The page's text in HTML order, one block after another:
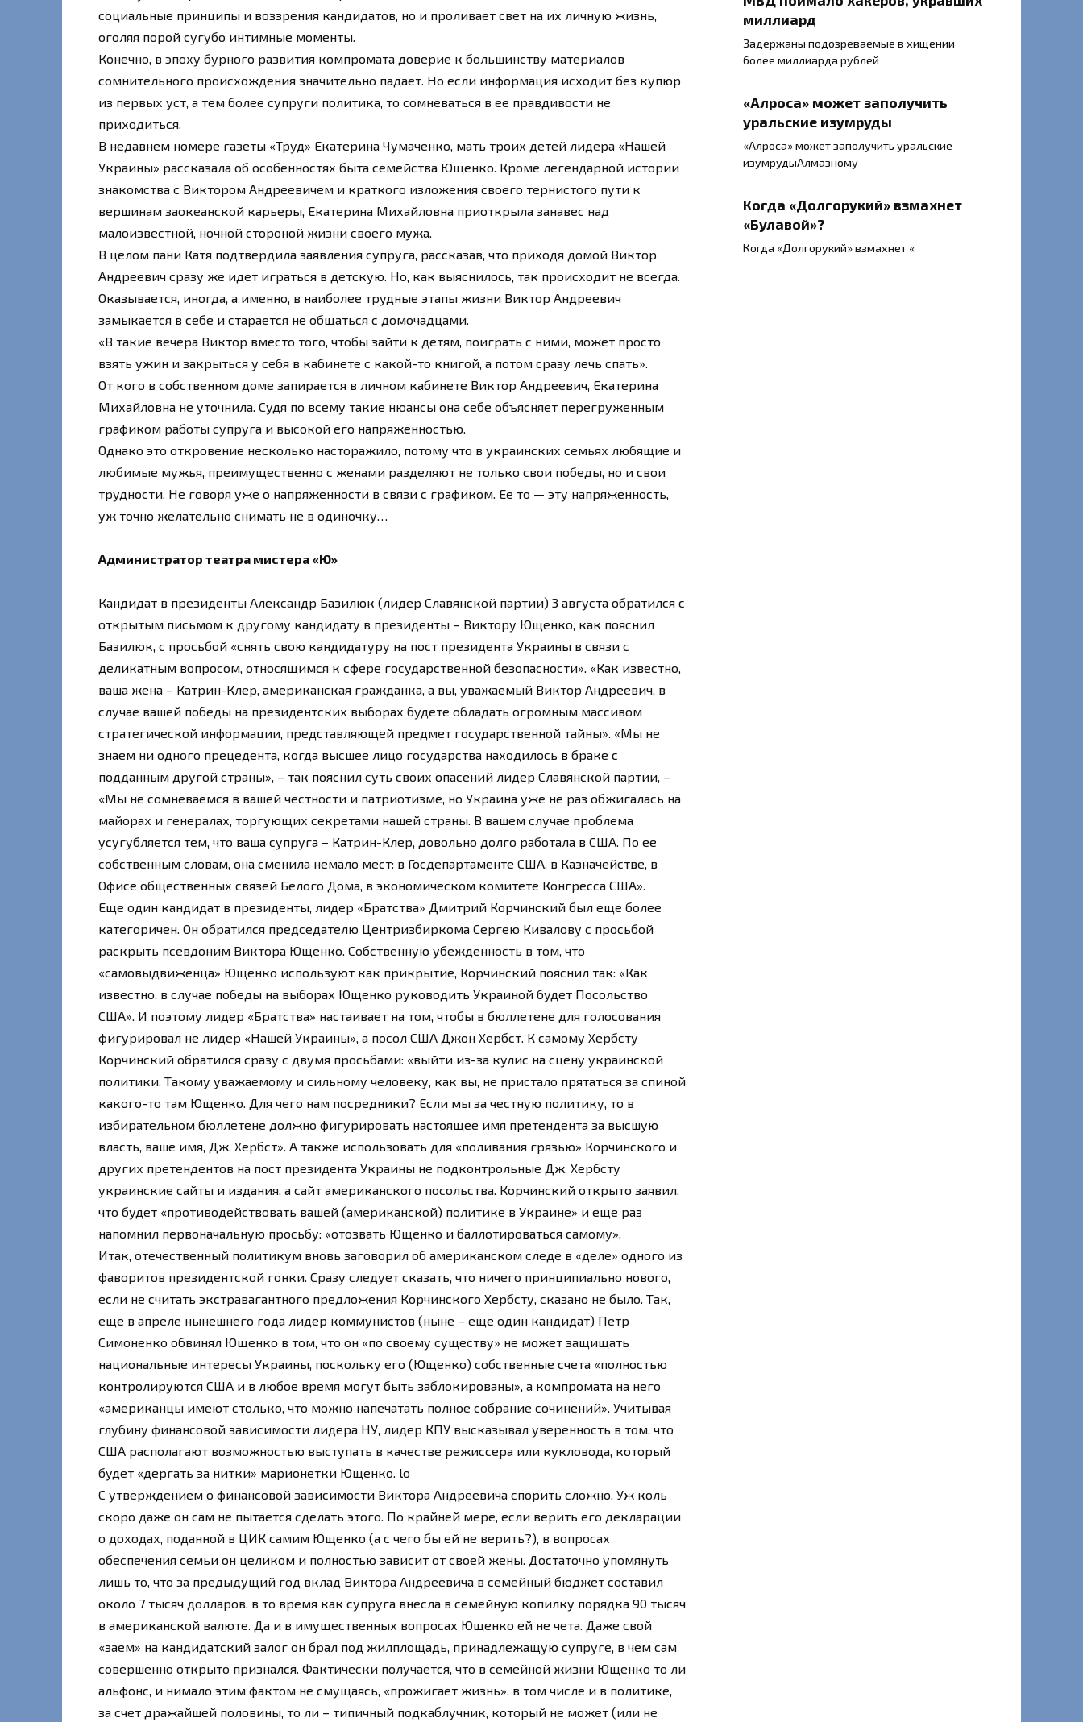
социальные принципы и воззрения кандидатов, но и проливает свет на их личную жизнь,
оголяя порой сугубо интимные моменты.
Конечно, в эпоху бурного развития компромата доверие к большинству материалов
сомнительного происхождения значительно падает. Но если информация исходит без купюр
из первых уст, а тем более супруги политика, то сомневаться в ее правдивости не
приходиться.
В недавнем номере газеты «Труд» Екатерина Чумаченко, мать троих детей лидера «Нашей
Украины» рассказала об особенностях быта семейства Ющенко. Кроме легендарной истории
знакомства с Виктором Андреевичем и краткого изложения своего тернистого пути к
вершинам заокеанской карьеры, Екатерина Михайловна приоткрыла занавес над
малоизвестной, ночной стороной жизни своего мужа.
В целом пани Катя подтвердила заявления супруга, рассказав, что приходя домой Виктор
Андреевич сразу же идет играться в детскую. Но, как выяснилось, так происходит не всегда.
Оказывается, иногда, а именно, в наиболее трудные этапы жизни Виктор Андреевич
замыкается в себе и старается не общаться с домочадцами.
«В такие вечера Виктор вместо того, чтобы зайти к детям, поиграть с ними, может просто
взять ужин и закрыться у себя в кабинете с какой-то книгой, а потом сразу лечь спать».
От кого в собственном доме запирается в личном кабинете Виктор Андреевич, Екатерина
Михайловна не уточнила. Судя по всему такие нюансы она себе объясняет перегруженным
графиком работы супруга и высокой его напряженностью.
Однако это откровение несколько насторажило, потому что в украинских семьях любящие и
любимые мужья, преимущественно с женами разделяют не только свои победы, но и свои
трудности. Не говоря уже о напряженности в связи с графиком. Ее то — эту напряженность,
уж точно желательно снимать не в одиночку…
Администратор театра мистера «Ю»
Кандидат в президенты Александр Базилюк (лидер Славянской партии) 3 августа обратился с
открытым письмом к другому кандидату в президенты – Виктору Ющенко, как пояснил
Базилюк, с просьбой «снять свою кандидатуру на пост президента Украины в связи с
деликатным вопросом, относящимся к сфере государственной безопасности». «Как известно,
ваша жена – Катрин-Клер, американская гражданка, а вы, уважаемый Виктор Андреевич, в
случае вашей победы на президентских выборах будете обладать огромным массивом
стратегической информации, представляющей предмет государственной тайны». «Мы не
знаем ни одного прецедента, когда высшее лицо государства находилось в браке с
подданным другой страны», – так пояснил суть своих опасений лидер Славянской партии, –
«Мы не сомневаемся в вашей честности и патриотизме, но Украина уже не раз обжигалась на
майорах и генералах, торгующих секретами нашей страны. В вашем случае проблема
усугубляется тем, что ваша супруга – Катрин-Клер, довольно долго работала в США. По ее
собственным словам, она сменила немало мест: в Госдепартаменте США, в Казначействе, в
Офисе общественных связей Белого Дома, в экономическом комитете Конгресса США».
Еще один кандидат в президенты, лидер «Братства» Дмитрий Корчинский был еще более
категоричен. Он обратился председателю Центризбиркома Сергею Кивалову с просьбой
раскрыть псевдоним Виктора Ющенко. Собственную убежденность в том, что
«самовыдвиженца» Ющенко используют как прикрытие, Корчинский пояснил так: «Как
известно, в случае победы на выборах Ющенко руководить Украиной будет Посольство
США». И поэтому лидер «Братства» настаивает на том, чтобы в бюллетене для голосования
фигурировал не лидер «Нашей Украины», а посол США Джон Хербст. К самому Хербсту
Корчинский обратился сразу с двумя просьбами: «выйти из-за кулис на сцену украинской
политики. Такому уважаемому и сильному человеку, как вы, не пристало прятаться за спиной
какого-то там Ющенко. Для чего нам посредники? Если мы за честную политику, то в
избирательном бюллетене должно фигурировать настоящее имя претендента за высшую
власть, ваше имя, Дж. Хербст». А также использовать для «поливания грязью» Корчинского и
других претендентов на пост президента Украины не подконтрольные Дж. Хербсту
украинские сайты и издания, а сайт американского посольства. Корчинский открыто заявил,
что будет «противодействовать вашей (американской) политике в Украине» и еще раз
напомнил первоначальную просьбу: «отозвать Ющенко и баллотироваться самому».
Итак, отечественный политикум вновь заговорил об американском следе в «деле» одного из
фаворитов президентской гонки. Сразу следует сказать, что ничего принципиально нового,
если не считать экстравагантного предложения Корчинского Хербсту, сказано не было. Так,
еще в апреле нынешнего года лидер коммунистов (ныне – еще один кандидат) Петр
Симоненко обвинял Ющенко в том, что он «по своему существу» не может защищать
национальные интересы Украины, поскольку его (Ющенко) собственные счета «полностью
контролируются США и в любое время могут быть заблокированы», а компромата на него
«американцы имеют столько, что можно напечатать полное собрание сочинений». Учитывая
глубину финансовой зависимости лидера НУ, лидер КПУ высказывал уверенность в том, что
США располагают возможностью выступать в качестве режиссера или кукловода, который
будет «дергать за нитки» марионетки Ющенко. lo
С утверждением о финансовой зависимости Виктора Андреевича спорить сложно. Уж коль
скоро даже он сам не пытается сделать этого. По крайней мере, если верить его декларации
о доходах, поданной в ЦИК самим Ющенко (а с чего бы ей не верить?), в вопросах
обеспечения семьи он целиком и полностью зависит от своей жены. Достаточно упомянуть
лишь то, что за предыдущий год вклад Виктора Андреевича в семейный бюджет составил
около 7 тысяч долларов, в то время как супруга внесла в семейную копилку порядка 90 тысяч
в американской валюте. Да и в имущественных вопросах Ющенко ей не чета. Даже свой
«заем» на кандидатский залог он брал под жилплощадь, принадлежащую супруге, в чем сам
совершенно открыто признался. Фактически получается, что в семейной жизни Ющенко то ли
альфонс, и нимало этим фактом не смущаясь, «прожигает жизнь», в том числе и в политике,
за счет дражайшей половины, то ли – типичный подкаблучник, который не может (или не
миллиард
Задержаны подозреваемые в хищении
более миллиарда рублей
«Алроса» может заполучить
уральские изумруды
«Алроса» может заполучить уральские
изумрудыАлмазному
Когда «Долгорукий» взмахнет
«Булавой»?
Когда «Долгорукий» взмахнет «